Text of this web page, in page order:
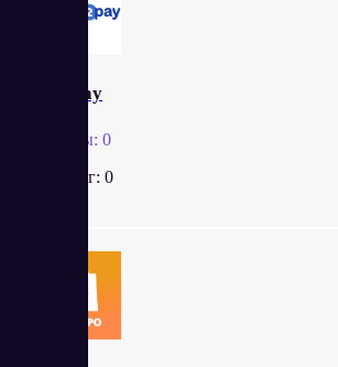
Tap2pay
Отзывы: 0
Рейтинг: 0